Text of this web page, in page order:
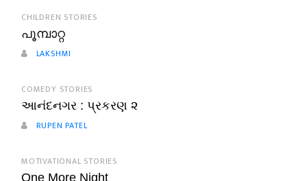
CHILDREN STORIES
പൂമ്പാറ്റ
LAKSHMI
COMEDY STORIES
આનંદનગર : પ્રકરણ ૨
RUPEN PATEL
MOTIVATIONAL STORIES
One More Night